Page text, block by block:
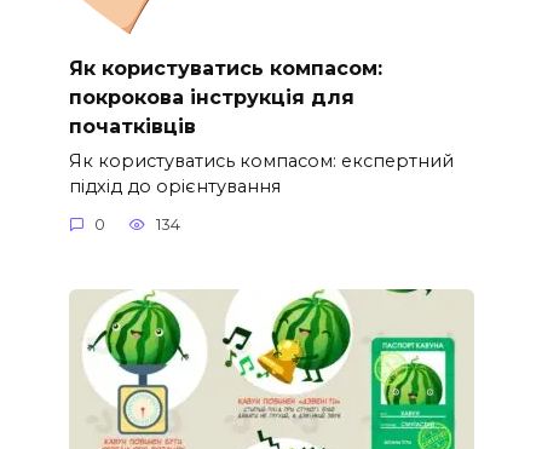
Як користуватись компасом:
покрокова інструкція для
початківців
Як користуватись компасом: експертний
підхід до орієнтування
0 134